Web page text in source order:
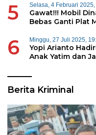
5 Selasa, 4 Februari
Gawat!!! Mobil
Bebas Ganti Plat
6 Minggu, 27 Juli 2025,
Yopi Arianto
Anak Yatim dan
Berita Kriminal